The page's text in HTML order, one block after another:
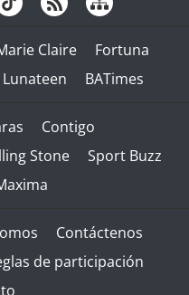
Claire
Fortuna
Lunateen BATimes
Contigo
Stone
Sport Buzz
Contáctenos
de participación